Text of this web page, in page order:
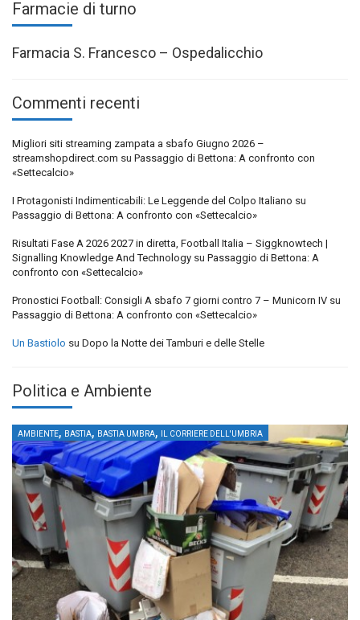
Farmacie di turno
Farmacia S. Francesco – Ospedalicchio
Commenti recenti
Migliori siti streaming zampata a sbafo Giugno 2026 –
streamshopdirect.com su Passaggio di Bettona: A confronto con
«Settecalcio»
I Protagonisti Indimenticabili: Le Leggende del Colpo Italiano su
Passaggio di Bettona: A confronto con «Settecalcio»
Risultati Fase A 2026 2027 in diretta, Football Italia – Siggknowtech |
Signalling Knowledge And Technology su Passaggio di Bettona: A
confronto con «Settecalcio»
Pronostici Football: Consigli A sbafo 7 giorni contro 7 – Municorn IV su
Passaggio di Bettona: A confronto con «Settecalcio»
Un Bastiolo su Dopo la Notte dei Tamburi e delle Stelle
Politica e Ambiente
AMBIENTE, BASTIA, BASTIA UMBRA, IL CORRIERE DELL'UMBRIA